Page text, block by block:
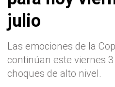
julio
Las emociones de la
continúan este viernes
choques de alto nivel.